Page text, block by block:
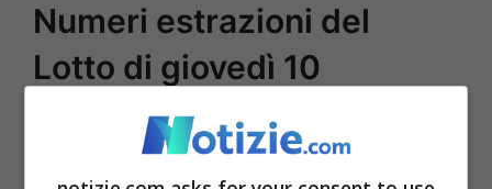
Numeri estrazioni del
Lotto di giovedì 10
novembre